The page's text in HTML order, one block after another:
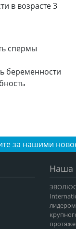
в возрасте 3
спермы
беременности
за нашими
Наша
лидером